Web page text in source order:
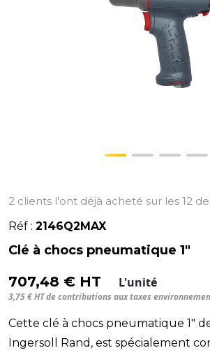
2 clients l'ont déjà acheté sur les 12
Réf : 2146Q2MAX
Clé à chocs pneumatique 1"
707,48 € HT L'unité
3,75 € HT de contributions aux taxes
Cette clé à chocs pneumatique 1"
Ingersoll Rand, est spécialement